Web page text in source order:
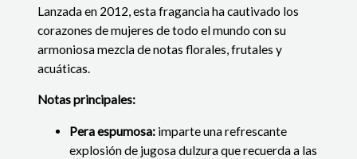
Lanzada en 2012, esta fragancia ha cautivado los
corazones de mujeres de todo el mundo con su
armoniosa mezcla de notas florales, frutales y
acuáticas.
Notas principales:
Pera espumosa: imparte una refrescante
explosión de jugosa dulzura que recuerda a las